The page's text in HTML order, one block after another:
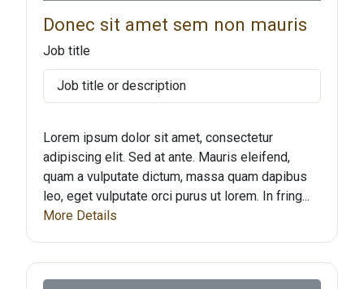
Donec sit amet sem non mauris
Job title
Job title or description
Lorem ipsum dolor sit amet, consectetur
adipiscing elit. Sed at ante. Mauris eleifend,
quam a vulputate dictum, massa quam dapibus
leo, eget vulputate orci purus ut lorem. In fring...
More Details